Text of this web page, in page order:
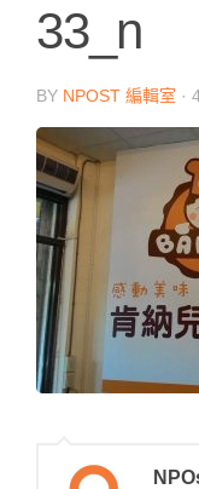
33_n
BY NPOST 編輯室 ·